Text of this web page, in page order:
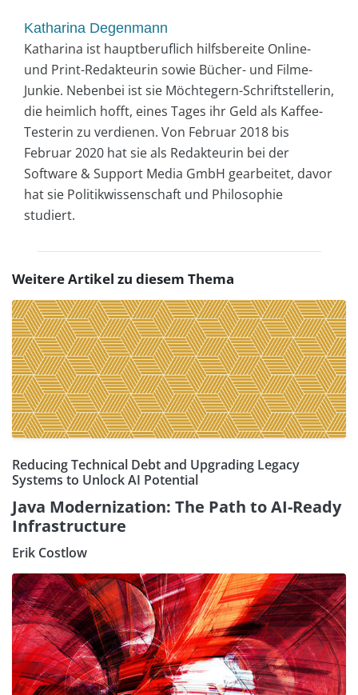
Katharina Degenmann
Katharina ist hauptberuflich hilfsbereite Online-
und Print-Redakteurin sowie Bücher- und Filme-
Junkie. Nebenbei ist sie Möchtegern-Schriftstellerin,
die heimlich hofft, eines Tages ihr Geld als Kaffee-
Testerin zu verdienen. Von Februar 2018 bis
Februar 2020 hat sie als Redakteurin bei der
Software & Support Media GmbH gearbeitet, davor
hat sie Politikwissenschaft und Philosophie
studiert.
Weitere Artikel zu diesem Thema
Reducing Technical Debt and Upgrading Legacy
Systems to Unlock AI Potential
Java Modernization: The Path to AI-Ready
Infrastructure
Erik Costlow